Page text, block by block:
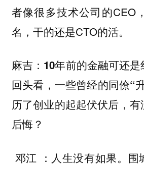
者像很多技术公司的CEO
名，干的还是CTO的活。
麻吉：10年前的金融可还
回头看，一些曾经的同僚“
历了创业的起起伏伏后，
后悔？
邓江 ： 人生没有如果。围